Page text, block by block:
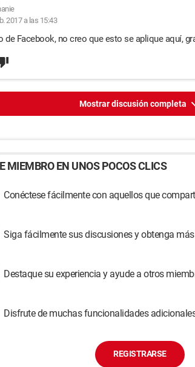
2017 a las 15:43
de Facebook, no creo que esto se aplique aquí,
Mostrar discusión completa
MIEMBRO EN UNOS POCOS CLICS
Conéctese fácilmente con aquellos que
Siga fácilmente sus discusiones y obtenga
Destaque su experiencia y ayude a otros
Disfrute de muchas funcionalidades
REGISTRARSE